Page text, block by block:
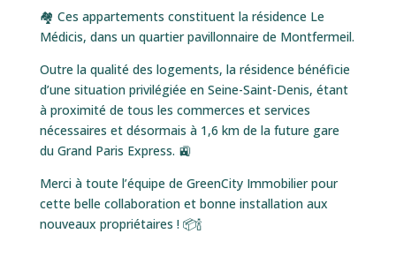
🏘 Ces appartements constituent la résidence Le
Médicis, dans un quartier pavillonnaire de Montfermeil.
Outre la qualité des logements, la résidence bénéficie
d’une situation privilégiée en Seine-Saint-Denis, étant
à proximité de tous les commerces et services
nécessaires et désormais à 1,6 km de la future gare
du Grand Paris Express. 🚉
Merci à toute l’équipe de GreenCity Immobilier pour
cette belle collaboration et bonne installation aux
nouveaux propriétaires ! 📦🍾